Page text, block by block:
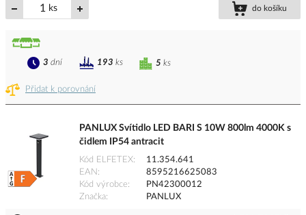
ks do košíku
Přidat k porovnání
5 ks
3 dní 193 ks
PANLUX Svítidlo LED BARI S 10W 800lm 4000K s
čidlem IP54 antracit
Kód ELFETEX
11.354.641
EAN
8595216625083
Kód výrobce
PN42300012
Značka
PANLUX